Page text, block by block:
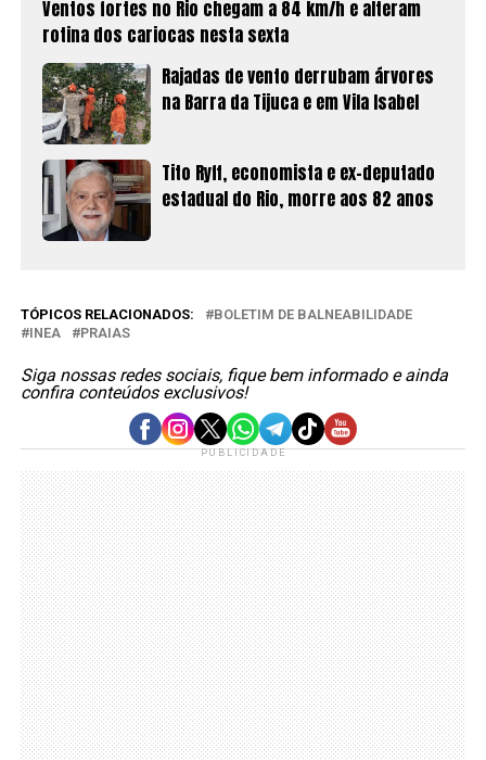
Ventos fortes no Rio chegam a 84 km/h e alteram
rotina dos cariocas nesta sexta
Rajadas de vento derrubam árvores
na Barra da Tijuca e em Vila Isabel
Tito Ryff, economista e ex-deputado
estadual do Rio, morre aos 82 anos
TÓPICOS RELACIONADOS:
BOLETIM DE BALNEABILIDADE
INEA
PRAIAS
Siga nossas redes sociais, fique bem informado e ainda
confira conteúdos exclusivos!
PUBLICIDADE